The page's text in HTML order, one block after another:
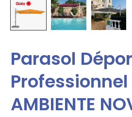
Parasol
Professionnel
AMBIENTE